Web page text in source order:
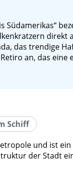
direkt
das trendige
an, das
Schiff
und ist
der Stadt